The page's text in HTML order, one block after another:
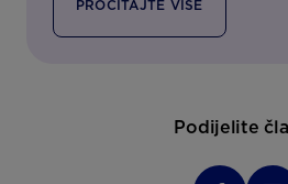
PROČITAJTE VIŠE
Podijelite